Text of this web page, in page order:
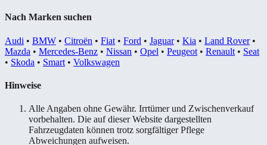
Nach Marken suchen
Audi • BMW • Citroën • Fiat • Ford • Jaguar• Kia • Land Rover•
Mazda • Mercedes-Benz • Nissan • Opel • Peugeot • Renault • Seat
• Skoda • Smart • Volkswagen
Hinweise
Alle Angaben ohne Gewähr. Irrtümer und Zwischenverkauf
vorbehalten. Die auf dieser Website dargestellten
Fahrzeugdaten können trotz sorgfältiger Pflege
Abweichungen aufweisen.